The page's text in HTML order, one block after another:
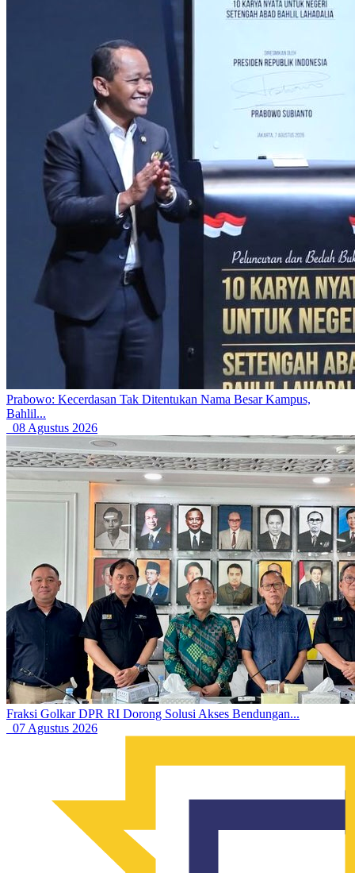
Prabowo: Kecerdasan Tak Ditentukan Nama Besar Kampus,
Bahlil...
08 Agustus 2026
Fraksi Golkar DPR RI Dorong Solusi Akses Bendungan...
07 Agustus 2026